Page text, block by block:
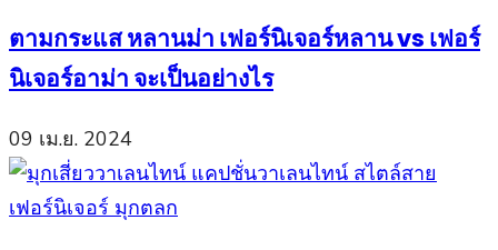
ตามกระแส หลานม่า เฟอร์นิเจอร์หลาน vs เฟอร์
นิเจอร์อาม่า จะเป็นอย่างไร
09 เม.ย. 2024